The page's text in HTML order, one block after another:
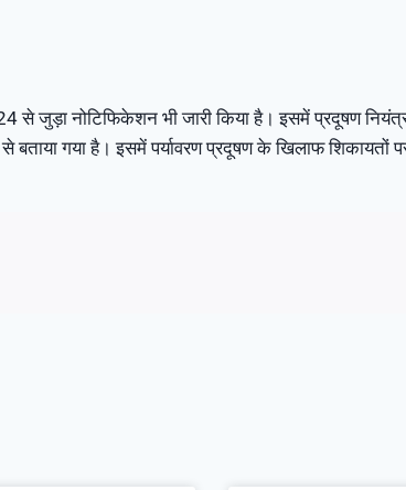
जुड़ा नोटिफिकेशन भी जारी किया है। इसमें प्रदूषण
बताया गया है। इसमें पर्यावरण प्रदूषण के खिलाफ